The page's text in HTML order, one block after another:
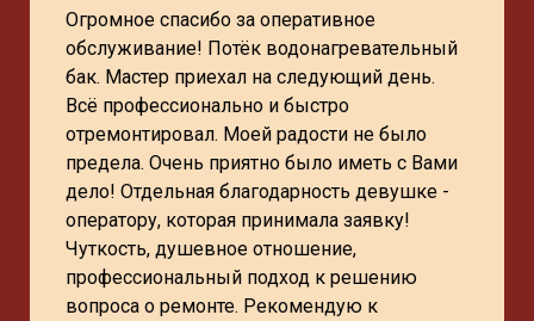
Огромное спасибо за оперативное
обслуживание! Потёк водонагревательный
бак. Мастер приехал на следующий день.
Всё профессионально и быстро
отремонтировал. Моей радости не было
предела. Очень приятно было иметь с Вами
дело! Отдельная благодарность девушке -
оператору, которая принимала заявку!
Чуткость, душевное отношение,
профессиональный подход к решению
вопроса о ремонте. Рекомендую к